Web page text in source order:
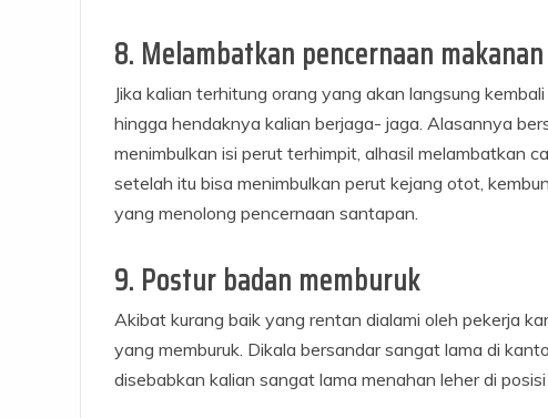
8. Melambatkan pencernaan makanan
Jika kalian terhitung orang yang akan langsung
hingga hendaknya kalian berjaga- jaga. Alasannya
menimbulkan isi perut terhimpit, alhasil melambatkan
setelah itu bisa menimbulkan perut kejang otot,
yang menolong pencernaan santapan.
9. Postur badan memburuk
Akibat kurang baik yang rentan dialami oleh pekerja
yang memburuk. Dikala bersandar sangat lama di
disebabkan kalian sangat lama menahan leher di